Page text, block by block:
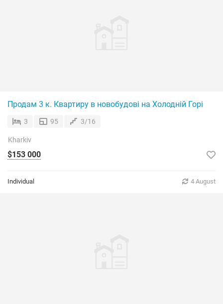
Продам 3 к. Квартиру в новобудові на Холодній Горі
3 95 3/16
Kharkiv
$153 000
Individual 4 August